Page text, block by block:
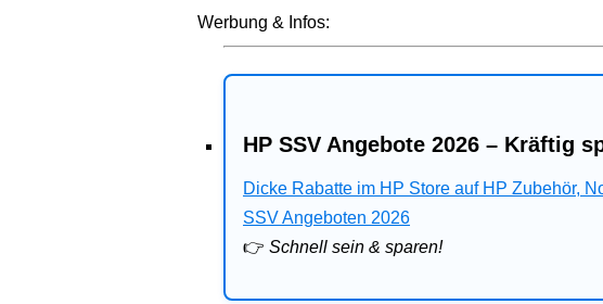
Werbung & Infos:
HP SSV Angebote 2026 – Kräftig
Dicke Rabatte im HP Store auf HP Zubehör,
SSV Angeboten 2026
👉 Schnell sein & sparen!